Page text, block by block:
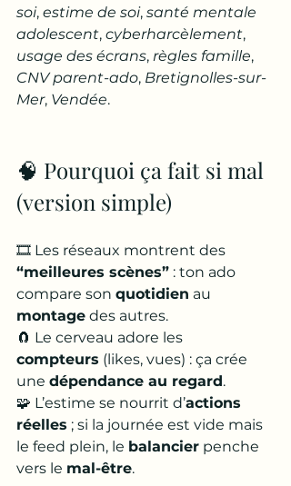
soi, estime de soi, santé mentale
adolescent, cyberharcèlement,
usage des écrans, règles famille,
CNV parent-ado, Bretignolles-sur-
Mer, Vendée.
🧠 Pourquoi ça fait si mal
(version simple)
🎞️ Les réseaux montrent des
“meilleures scènes” : ton ado
compare son quotidien au
montage des autres.
🧲 Le cerveau adore les
compteurs (likes, vues) : ça crée
une dépendance au regard.
🧩 L’estime se nourrit d’actions
réelles ; si la journée est vide mais
le feed plein, le balancier penche
vers le mal-être.